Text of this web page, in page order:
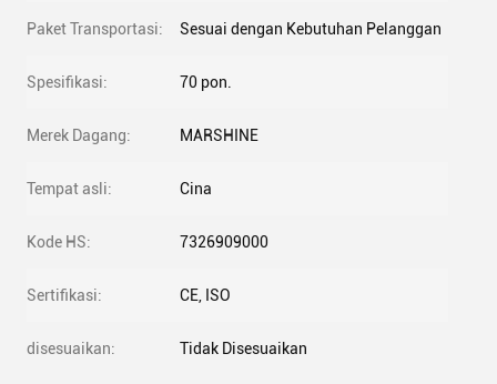
Paket Transportasi: Sesuai dengan Kebutuhan Pelanggan
Spesifikasi: 70 pon.
Merek Dagang: MARSHINE
Tempat asli: Cina
Kode HS: 7326909000
Sertifikasi: CE, ISO
disesuaikan: Tidak Disesuaikan